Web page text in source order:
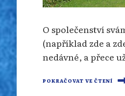
O společenství
(například zde a
nedávné, a přece
POKRAČOVAT VE ČTENÍ